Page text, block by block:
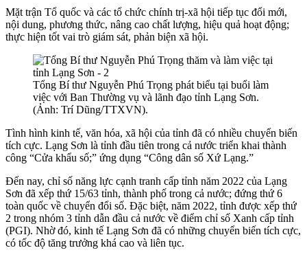
Mặt trận Tổ quốc và các tổ chức chính trị-xã hội tiếp tục đổi mới,
nội dung, phương thức, nâng cao chất lượng, hiệu quả hoạt động;
thực hiện tốt vai trò giám sát, phản biện xã hội.
Tổng Bí thư Nguyễn Phú Trọng phát biểu tại buổi làm
việc với Ban Thường vụ và lãnh đạo tỉnh Lạng Sơn.
(Ảnh: Trí Dũng/TTXVN).
Tình hình kinh tế, văn hóa, xã hội của tỉnh đã có nhiều chuyển biến
tích cực. Lạng Sơn là tỉnh đầu tiên trong cả nước triển khai thành
công “Cửa khẩu số;” ứng dụng “Công dân số Xứ Lạng.”
Đến nay, chỉ số năng lực cạnh tranh cấp tỉnh năm 2022 của Lạng
Sơn đã xếp thứ 15/63 tỉnh, thành phố trong cả nước; đứng thứ 6
toàn quốc về chuyển đổi số. Đặc biệt, năm 2022, tỉnh được xếp thứ
2 trong nhóm 3 tỉnh dẫn đầu cả nước về điểm chỉ số Xanh cấp tỉnh
(PGI). Nhờ đó, kinh tế Lạng Sơn đã có những chuyển biến tích cực,
có tốc độ tăng trưởng khá cao và liên tục.